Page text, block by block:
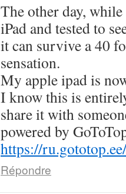
The other day,
iPad and tested to
it can survive a 40
sensation.
My apple ipad is
I know this is
share it with
powered by
https://ru.gototop.ee/
Répondre